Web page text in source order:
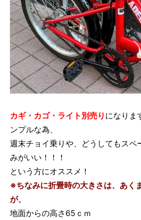
カギ・カゴ・ライト別売り になりま
ンプルな為、
週末チョイ乗りや、どうしてもスペ
みがいい！！！
という方にオススメ！
※ちなみに折畳時の大きさは、あく
が、
地面からの高さ65ｃｍ